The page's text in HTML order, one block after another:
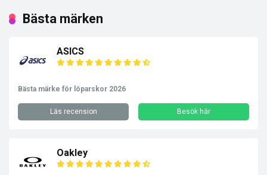
Bästa märken
ASICS
Bästa märke för löparskor 2026
Läs recension Besök här
Oakley